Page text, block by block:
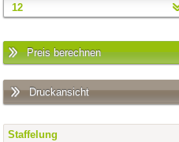
Preis berechnen
Druckansicht
Staffelung